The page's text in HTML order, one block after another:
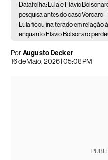
Datafolha: Lula e Flávio
pesquisa antes do caso Vorcaro |
Lula ficou inalterado em relação
enquanto Flávio Bolsonaro
PorAugusto Decker
16 de Maio, 2026 | 05:08 PM